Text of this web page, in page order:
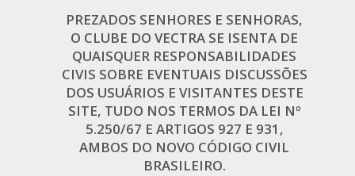
PREZADOS SENHORES E SENHORAS,
O CLUBE DO VECTRA SE ISENTA DE
QUAISQUER RESPONSABILIDADES
CIVIS SOBRE EVENTUAIS DISCUSSÕES
DOS USUÁRIOS E VISITANTES DESTE
SITE, TUDO NOS TERMOS DA LEI Nº
5.250/67 E ARTIGOS 927 E 931,
AMBOS DO NOVO CÓDIGO CIVIL
BRASILEIRO.